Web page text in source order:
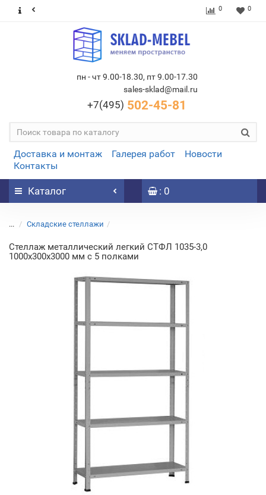
0 0
пн - чт 9.00-18.30, пт 9.00-17.30
sales-sklad@mail.ru
+7(495) 502-45-81
Доставка и монтаж Галерея работ
Новости
Контакты
Каталог : 0
... Складские стеллажи
Стеллаж металлический легкий СТФЛ 1035-3,0
1000х300х3000 мм с 5 полками